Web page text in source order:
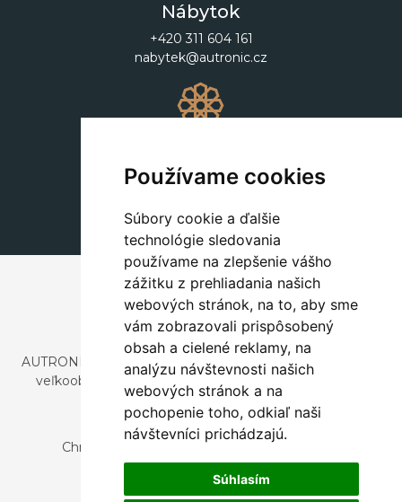
Používame cookies
Súbory cookie a ďalšie
technológie sledovania
používame na zlepšenie vášho
zážitku z prehliadania našich
webových stránok, na to, aby sme
vám zobrazovali prispôsobený
obsah a cielené reklamy, na
analýzu návštevnosti našich
webových stránok a na
pochopenie toho, odkiaľ naši
návštevníci prichádzajú.
Súhlasím
Nábytok
+420 311 604 161
nabytek@autronic.cz
+420 311 604 182
dekorace@autronic.cz
AUTRONIC, s.r.o. je spoločnosť zaoberajúca sa dovozom a
veľkoobchodným predajom dizajnového aj štýlového
nábytku a dekorácií.
Česká republika
Chrustenice 270, 267 12 Loděnice u Berouna
Slovensko
Nová 366, 032 02 Závažná Poruba